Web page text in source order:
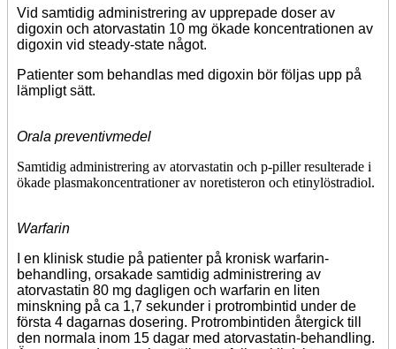
Vid samtidig administrering av upprepade doser av
digoxin och atorvastatin 10 mg ökade koncentrationen av
digoxin vid steady-state något.
Patienter som behandlas med digoxin bör följas upp på
lämpligt sätt.
Orala preventivmedel
Samtidig administrering av atorvastatin och p-piller resulterade i
ökade plasmakoncentrationer av noretisteron och etinylöstradiol.
Warfarin
I en klinisk studie på patienter på kronisk warfarin-
behandling, orsakade samtidig administrering av
atorvastatin 80 mg dagligen och warfarin en liten
minskning på ca 1,7 sekunder i protrombintid under de
första 4 dagarnas dosering. Protrombintiden återgick till
den normala inom 15 dagar med atorvastatin-behandling.